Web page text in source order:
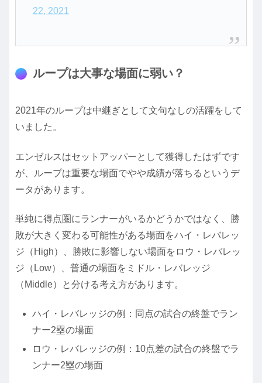
22, 2021
ループは大事な場面に弱い？
2021年のループは中継ぎとして文句なしの活躍をして
いました。
エンゼルスはセットアッパーとして獲得したはずです
が、ループは重要な場面でやや成績が落ちるというデ
ータがあります。
単純に得点圏にランナーがいるかどうかではなく、勝
敗が大きく変わる可能性がある場面をハイ・レバレッ
ジ（High）、勝敗に影響しない場面をロウ・レバレッ
ジ（Low）、普通の場面をミドル・レバレッジ
（Middle）と分ける考え方があります。
ハイ・レバレッジの例：同点の試合の終盤でラン
ナー2塁の場面
ロウ・レバレッジの例：10点差の試合の終盤でラ
ンナー2塁の場面